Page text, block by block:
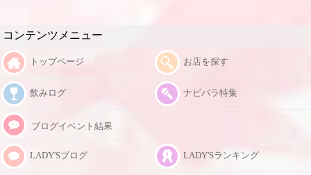
事処のご紹介や各種コースのご予
約もできますので、お気軽にご相
談ください♪ 💃 出勤嬢多数！幅広
い年代が活躍中✨ 20代・30代・
40代が在籍♪ 平日は約15名、週末
は20名以上が出勤しています✨
20年以上在籍している女の子から
新人さんまで〜 「楽しかった〜
😆」と笑顔で帰っていただけるお
店を目指しています✨ ✨ 「五十嵐
ゆき、80歳まで現役で！」を合言
葉に✨ 気づかいのできる、人とし
コンテンツメニュー
トップページ お店を探す
飲みログ ナビパラ特集
ブログイベント結果
LADY'Sブログ LADY'Sランキング